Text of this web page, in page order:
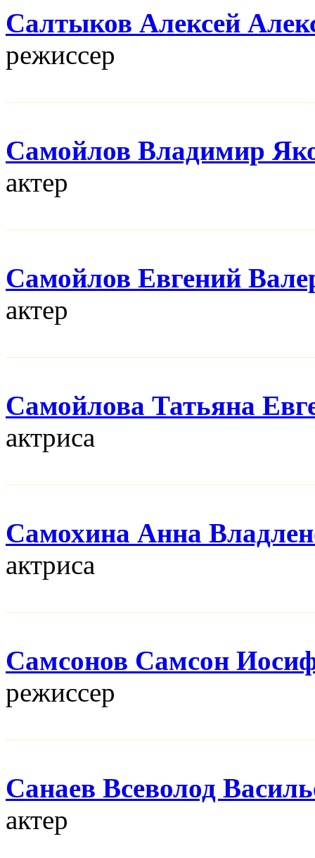
Салтыков Алексей
режисcер
Самойлов Владимир
актер
Самойлов Евгений
актер
Самойлова Татьяна
актриса
Самохина Анна
актриса
Самсонов Самсон
режисcер
Санаев Всеволод
актер